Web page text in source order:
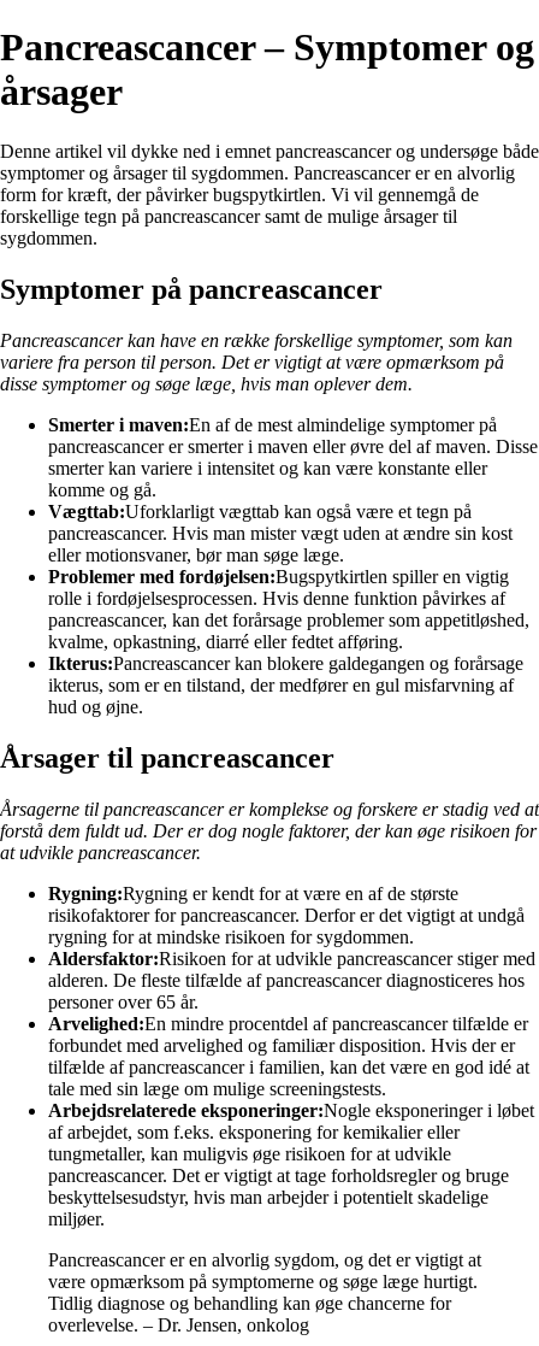
Pancreascancer – Symptomer og
årsager
Denne artikel vil dykke ned i emnet pancreascancer og undersøge både
symptomer og årsager til sygdommen. Pancreascancer er en alvorlig
form for kræft, der påvirker bugspytkirtlen. Vi vil gennemgå de
forskellige tegn på pancreascancer samt de mulige årsager til
sygdommen.
Symptomer på pancreascancer
Pancreascancer kan have en række forskellige symptomer, som kan
variere fra person til person. Det er vigtigt at være opmærksom på
disse symptomer og søge læge, hvis man oplever dem.
Smerter i maven:En af de mest almindelige symptomer på
pancreascancer er smerter i maven eller øvre del af maven. Disse
smerter kan variere i intensitet og kan være konstante eller
komme og gå.
Vægttab:Uforklarligt vægttab kan også være et tegn på
pancreascancer. Hvis man mister vægt uden at ændre sin kost
eller motionsvaner, bør man søge læge.
Problemer med fordøjelsen:Bugspytkirtlen spiller en vigtig
rolle i fordøjelsesprocessen. Hvis denne funktion påvirkes af
pancreascancer, kan det forårsage problemer som appetitløshed,
kvalme, opkastning, diarré eller fedtet afføring.
Ikterus:Pancreascancer kan blokere galdegangen og forårsage
ikterus, som er en tilstand, der medfører en gul misfarvning af
hud og øjne.
Årsager til pancreascancer
Årsagerne til pancreascancer er komplekse og forskere er stadig ved at
forstå dem fuldt ud. Der er dog nogle faktorer, der kan øge risikoen for
at udvikle pancreascancer.
Rygning:Rygning er kendt for at være en af ​​de største
risikofaktorer for pancreascancer. Derfor er det vigtigt at undgå
rygning for at mindske risikoen for sygdommen.
Aldersfaktor:Risikoen for at udvikle pancreascancer stiger med
alderen. De fleste tilfælde af pancreascancer diagnosticeres hos
personer over 65 år.
Arvelighed:En mindre procentdel af pancreascancer tilfælde er
forbundet med arvelighed og familiær disposition. Hvis der er
tilfælde af pancreascancer i familien, kan det være en god idé at
tale med sin læge om mulige screeningstests.
Arbejdsrelaterede eksponeringer:Nogle eksponeringer i løbet
af arbejdet, som f.eks. eksponering for kemikalier eller
tungmetaller, kan muligvis øge risikoen for at udvikle
pancreascancer. Det er vigtigt at tage forholdsregler og bruge
beskyttelsesudstyr, hvis man arbejder i potentielt skadelige
miljøer.
Pancreascancer er en alvorlig sygdom, og det er vigtigt at
være opmærksom på symptomerne og søge læge hurtigt.
Tidlig diagnose og behandling kan øge chancerne for
overlevelse. – Dr. Jensen, onkolog